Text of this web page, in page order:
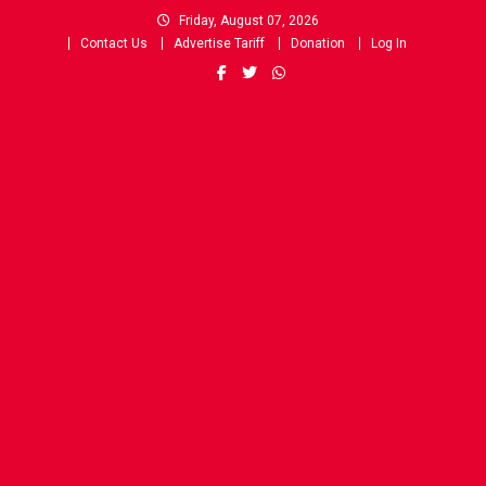
Friday, August 07, 2026
Contact Us
Advertise Tariff Donation Log In